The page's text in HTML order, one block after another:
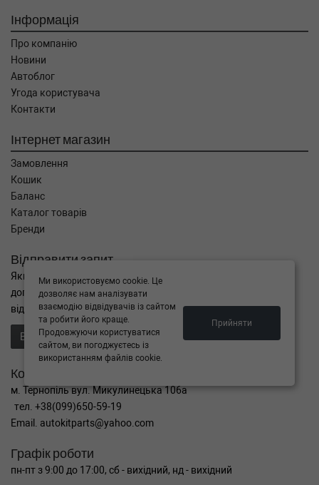
Інформація
Про компанію
Новини
Автоблог
Угода користувача
Контакти
Інтернет магазин
Замовлення
Кошик
Баланс
Каталог товарів
Бренди
Відправити запит
Якщо Ви не знайшли потрібні запчастини, або Вам потрібна
допомога в підборі,
відправте нам запит - ми Вам допоможемо
Відправити запит продавцю
Контакти
м. Тернопіль вул. Микулинецька 106а
тел. +38(099)650-59-19
Email. autokitparts@yahoo.com
Графік роботи
пн-пт з 9:00 до 17:00, сб - вихідний, нд - вихідний
Ми використовуємо cookie. Це
дозволяє нам аналізувати
взаємодію відвідувачів із сайтом
та робити його краще.
Продовжуючи користуватися
сайтом, ви погоджуєтесь із
використанням файлів cookie.
Прийняти